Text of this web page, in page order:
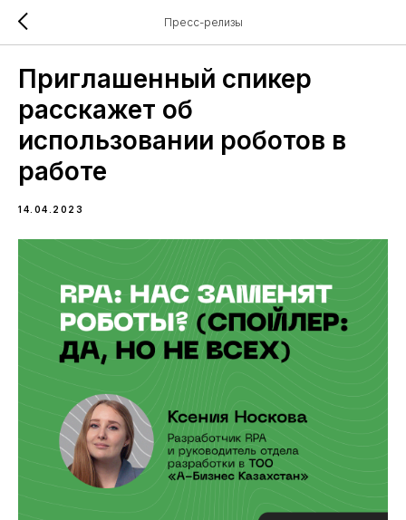
Пресс-релизы
Приглашенный спикер
расскажет об
использовании роботов в
работе
14.04.2023